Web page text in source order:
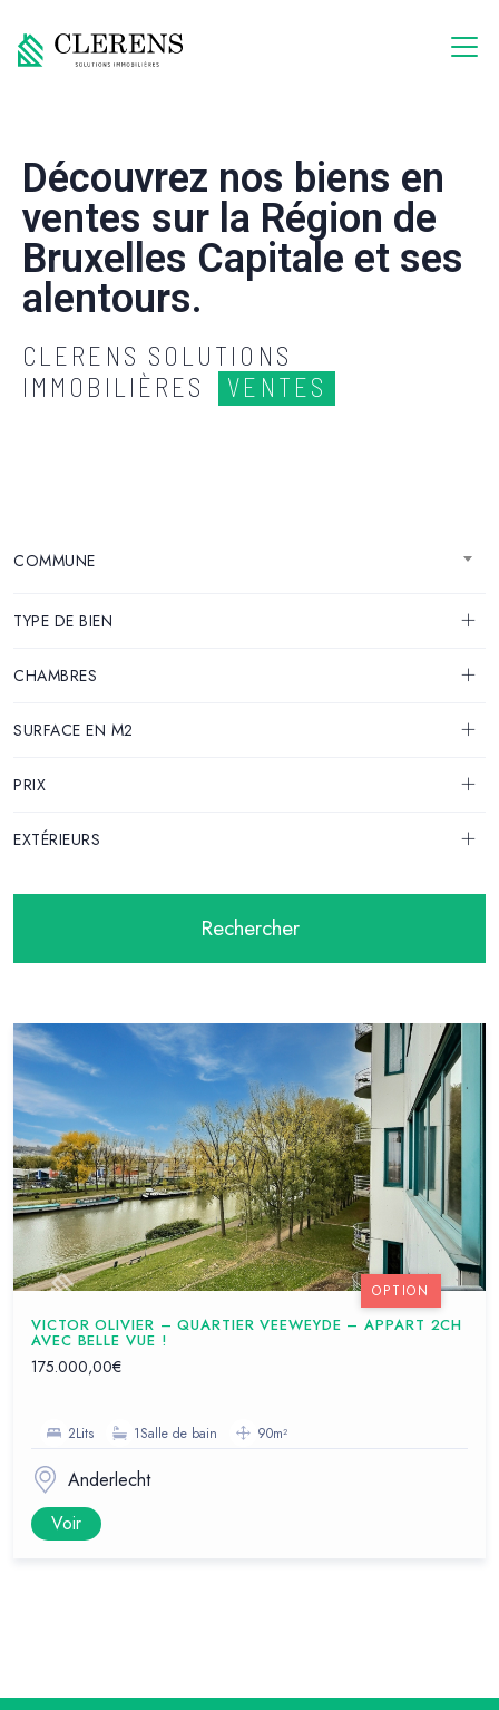
Découvrez nos biens en
ventes sur la Région de
Bruxelles Capitale et ses
alentours.
CLERENS SOLUTIONS
IMMOBILIÈRES
VENTES
COMMUNE
TYPE DE BIEN
CHAMBRES
SURFACE EN M2
PRIX
EXTÉRIEURS
VICTOR OLIVIER – QUARTIER VEEWEYDE – APPART 2CH
AVEC BELLE VUE !
175.000,00€
2Lits 1Salle de bain 90m²
Anderlecht
Voir
OPTION